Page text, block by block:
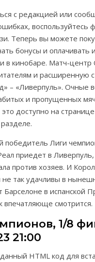
с редакцией или
воспользуйтесь
Теперь вы можете
бонусы и оплачивать
в кинобаре. Матч-центр
и расширенную
– «Ливерпуль». Очные
и пропущенных
это доступно на
Лиги
приедет в
против хозяев. И
так удачливы в
Барселоне в испанской
впечатляюще смотрится.
1/8
21:00
HTML код для